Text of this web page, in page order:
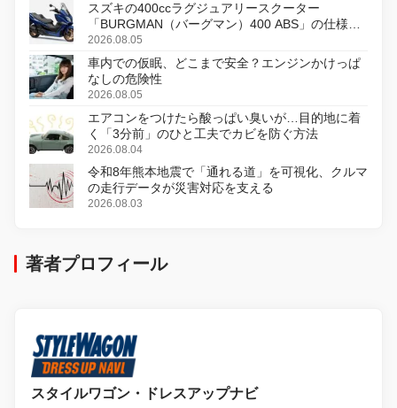
スズキの400ccラグジュアリースクーター
「BURGMAN（バーグマン）400 ABS」の仕様を
変更し、8月18日に発売
2026.08.05
車内での仮眠、どこまで安全？エンジンかけっぱ
なしの危険性
2026.08.05
エアコンをつけたら酸っぱい臭いが…目的地に着
く「3分前」のひと工夫でカビを防ぐ方法
2026.08.04
令和8年熊本地震で「通れる道」を可視化、クルマ
の走行データが災害対応を支える
2026.08.03
著者プロフィール
スタイルワゴン・ドレスアップナビ